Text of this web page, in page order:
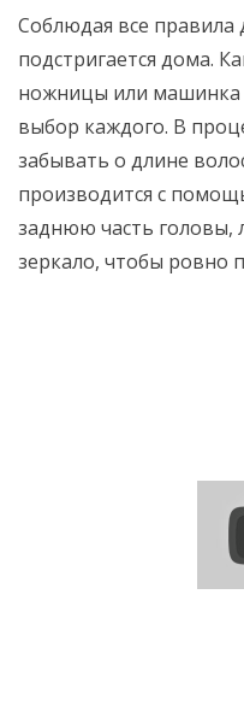
Соблюдая все правила
подстригается дома.
ножницы или машинка
выбор каждого. В
забывать о длине
производится с
заднюю часть головы,
зеркало, чтобы ровно